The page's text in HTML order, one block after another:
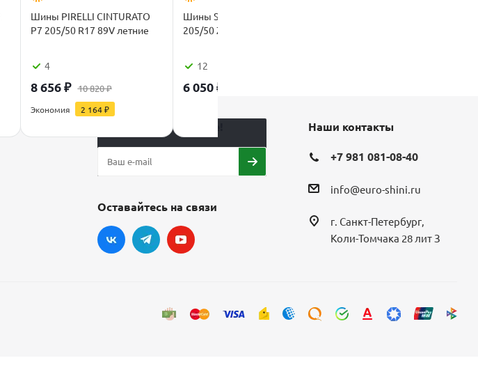
Шины PIRELLI CINTURATO
P7 205/50 R17 89V летние
4
8 656₽ 10 820₽
Экономия 2 164₽
Шины Sailun Atrezzo ZSR 2
205/50 ZR17 93W XL летние
12
6 050₽
Будьте всегда в курсе!
Оставайтесь на связи
Наши контакты
+7 981 081-08-40
info@euro-shini.ru
г. Санкт-Петербург,
Коли-Томчака 28 лит З